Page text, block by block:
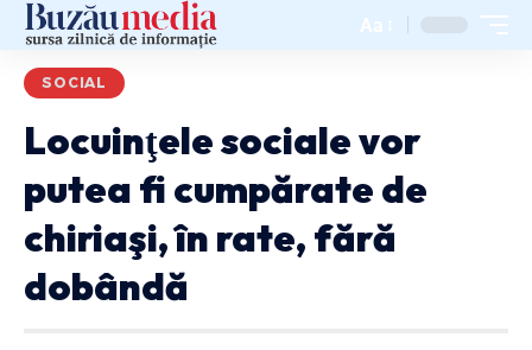
Aa
SOCIAL
Locuinţele sociale vor
putea fi cumpărate de
chiriaşi, în rate, fără
dobândă